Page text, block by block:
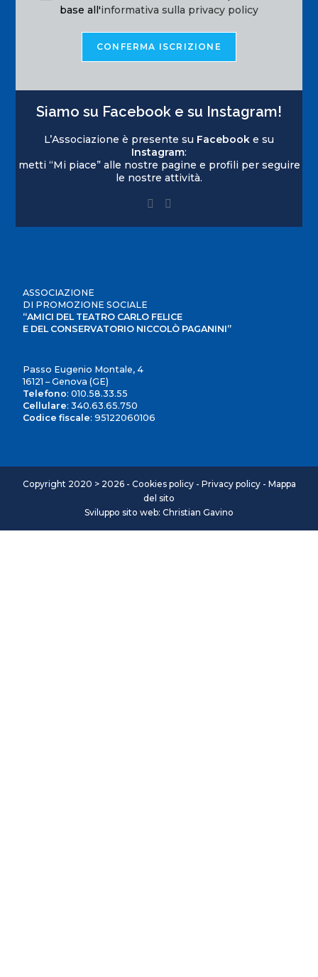
base all'informativa sulla privacy policy
Siamo su Facebook e su Instagram!
L’Associazione è presente su Facebook e su
Instagram:
metti “Mi piace” alle nostre pagine e profili per seguire
le nostre attività.
ASSOCIAZIONE
DI PROMOZIONE SOCIALE
“AMICI DEL TEATRO CARLO FELICE
E DEL CONSERVATORIO NICCOLÒ PAGANINI”
Passo Eugenio Montale, 4
16121 – Genova (GE)
Telefono:010.58.33.55
Cellulare:340.63.65.750
Codice fiscale: 95122060106
Copyright 2020 > 2026 - Cookies policy- Privacy policy- Mappa
del sito
Sviluppo sito web: Christian Gavino